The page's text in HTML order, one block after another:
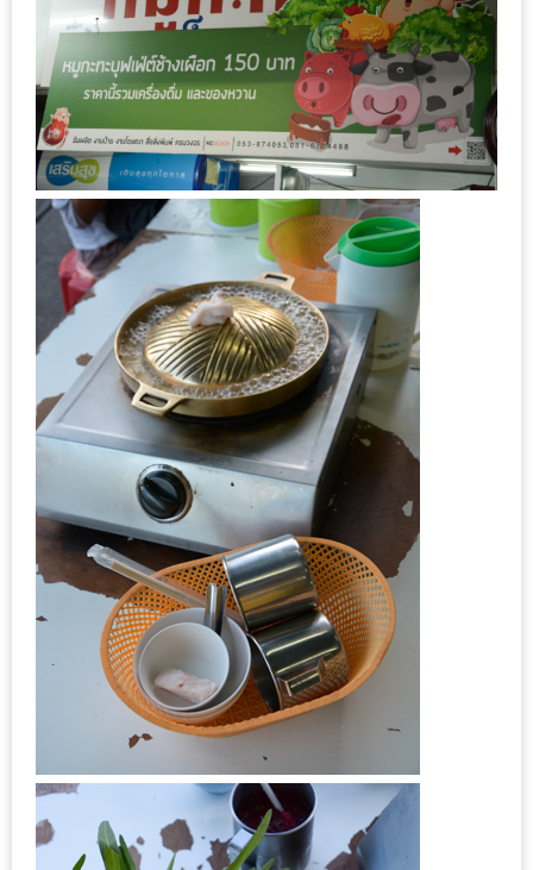
งาน
เดียว
ทั้ง
กิน
เที่ยว
พร้อม
โปร
ชั่น
สำหรับ
คน
รัก
บ้าน
มากมาย
MAPS
MY
ACCOUNT
NEW
FACEBOOK
OKTOBERFEST